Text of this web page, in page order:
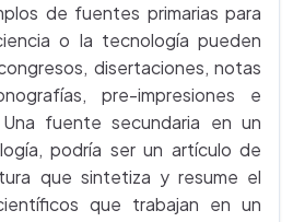
de fuentes primarias para
o la tecnología pueden
disertaciones, notas
pre-impresiones e
fuente secundaria en un
podría ser un artículo de
que sintetiza y resume el
que trabajan en un